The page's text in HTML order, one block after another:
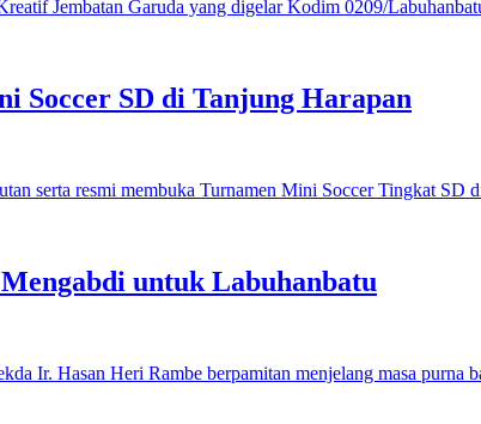
Soccer SD di Tanjung Harapan
untuk Labuhanbatu